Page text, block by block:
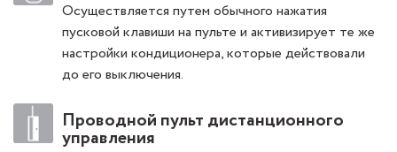
Осуществляется путем обычного нажатия
пусковой клавиши на пульте и активизирует те же
настройки кондиционера, которые действовали
до его выключения.
Проводной пульт дистанционного
управления